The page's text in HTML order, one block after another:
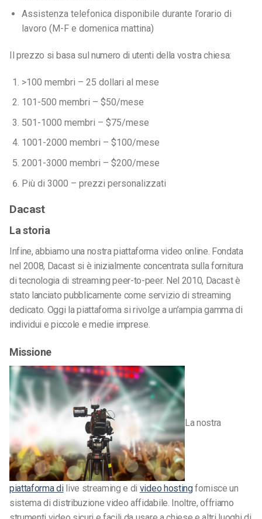
Assistenza telefonica disponibile durante l’orario di
lavoro (M-F e domenica mattina)
Il prezzo si basa sul numero di utenti della vostra chiesa:
>100 membri – 25 dollari al mese
101-500 membri – $50/mese
501-1000 membri – $75/mese
1001-2000 membri – $100/mese
2001-3000 membri – $200/mese
Più di 3000 – prezzi personalizzati
Dacast
La storia
Infine, abbiamo una nostra piattaforma video online. Fondata
nel 2008, Dacast si è inizialmente concentrata sulla fornitura
di tecnologia di streaming peer-to-peer. Nel 2010, Dacast è
stato lanciato pubblicamente come servizio di streaming
dedicato. Oggi la piattaforma si rivolge a un’ampia gamma di
individui e piccole e medie imprese.
Missione
La nostra
piattaforma dilive streaming e di video hostingfornisce un
sistema di distribuzione video affidabile. Inoltre, offriamo